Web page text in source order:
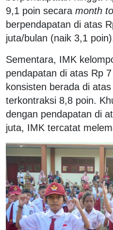
9,1 poin secara month
berpendapatan di atas
juta/bulan (naik 3,1
Sementara, IMK
pendapatan di atas Rp
konsisten berada di
terkontraksi 8,8 poin.
dengan pendapatan di
juta, IMK tercatat